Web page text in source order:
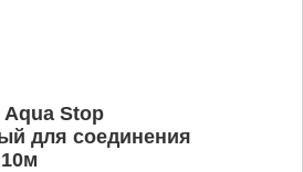
Stop
для соединения